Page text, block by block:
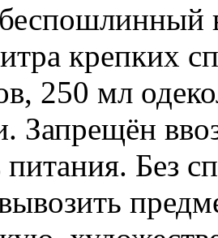
крепких
250 мл
Запрещён
Без